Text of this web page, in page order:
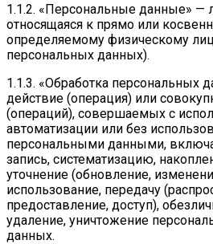
1.1.2. «Персональные данные» —
относящаяся к прямо или
определяемому физическому
персональных данных).
1.1.3. «Обработка персональных
действие (операция) или
(операций), совершаемых с
автоматизации или без
персональными данными,
запись, систематизацию,
уточнение (обновление,
использование, передачу
предоставление, доступ),
удаление, уничтожение
данных.